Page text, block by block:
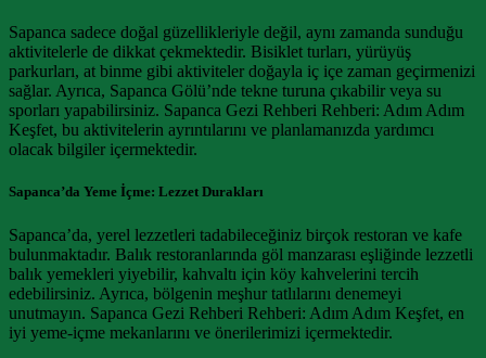
Sapanca sadece doğal güzellikleriyle değil, aynı zamanda sunduğu
aktivitelerle de dikkat çekmektedir. Bisiklet turları, yürüyüş
parkurları, at binme gibi aktiviteler doğayla iç içe zaman geçirmenizi
sağlar. Ayrıca, Sapanca Gölü’nde tekne turuna çıkabilir veya su
sporları yapabilirsiniz. Sapanca Gezi Rehberi Rehberi: Adım Adım
Keşfet, bu aktivitelerin ayrıntılarını ve planlamanızda yardımcı
olacak bilgiler içermektedir.
Sapanca’da Yeme İçme: Lezzet Durakları
Sapanca’da, yerel lezzetleri tadabileceğiniz birçok restoran ve kafe
bulunmaktadır. Balık restoranlarında göl manzarası eşliğinde lezzetli
balık yemekleri yiyebilir, kahvaltı için köy kahvelerini tercih
edebilirsiniz. Ayrıca, bölgenin meşhur tatlılarını denemeyi
unutmayın. Sapanca Gezi Rehberi Rehberi: Adım Adım Keşfet, en
iyi yeme-içme mekanlarını ve önerilerimizi içermektedir.